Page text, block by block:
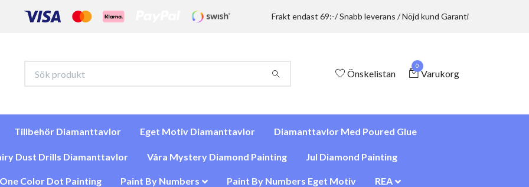
Frakt endast 69:-/ Snabb leverans / Nöjd kund Garanti
Önskelistan
0
Varukorg
Tillbehör Diamanttavlor Eget Motiv Diamanttavlor Diamanttavlor Med Poured Glue
Dust Drills Diamanttavlor Våra Mystery Diamond Painting Jul Diamond Painting
Color Dot Painting Paint By Numbers Paint By Numbers Eget Motiv REA